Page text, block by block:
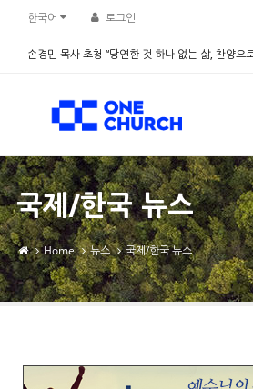
한국어 로그인
손경민 목사 초청 “당연한 것 하나 없는 삶, 찬양으
국제/한국 뉴스
Home 뉴스 국제/한국 뉴스
Sketchbook5, 스케치